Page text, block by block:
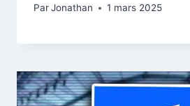
ParJonathan 1 mars 2025